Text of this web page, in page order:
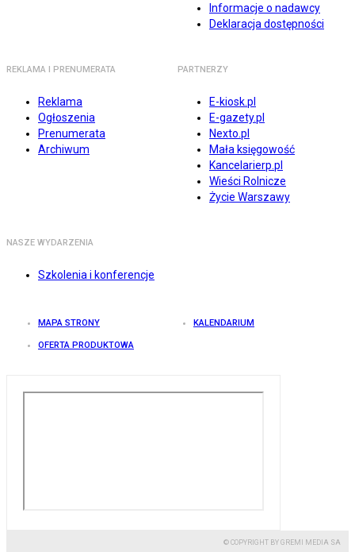
Informacje o nadawcy
Deklaracja dostępności
REKLAMA I PRENUMERATA
Reklama
Ogłoszenia
Prenumerata
Archiwum
PARTNERZY
E-kiosk.pl
E-gazety.pl
Nexto.pl
Mała księgowość
Kancelarierp.pl
Wieści Rolnicze
Życie Warszawy
NASZE WYDARZENIA
Szkolenia i konferencje
MAPA STRONY KALENDARIUM
OFERTA PRODUKTOWA
© COPYRIGHT BY GREMI MEDIA SA